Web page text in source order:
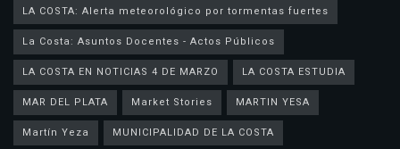
LA COSTA: Alerta meteorológico por tormentas fuertes
La Costa: Asuntos Docentes - Actos Públicos
LA COSTA EN NOTICIAS 4 DE MARZO
LA COSTA ESTUDIA
MAR DEL PLATA
Market Stories
MARTIN YESA
Martín Yeza
MUNICIPALIDAD DE LA COSTA